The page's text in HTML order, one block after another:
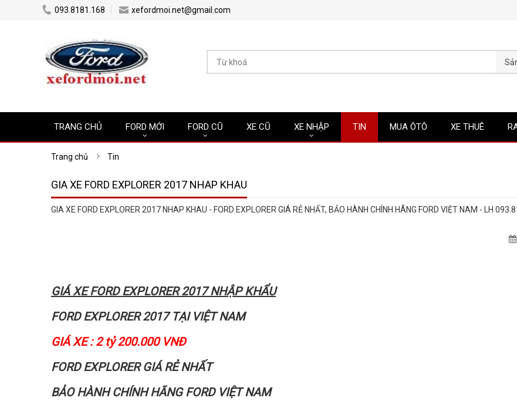
093.8181.168 xefordmoi.net@gmail.com
TRANG CHỦ FORD MỚI FORD CŨ XE CŨ XE NHẬP TIN MUA ÔTÔ XE THUÊ
Trang chủ Tin
GIA XE FORD EXPLORER 2017 NHAP KHAU
GIA XE FORD EXPLORER 2017 NHAP KHAU - FORD EXPLORER GIÁ RẺ NHẤT, BẢO HÀNH CHÍNH HÃNG FORD VIỆT NAM - LH
GIÁ XE FORD EXPLORER 2017 NHẬP KHẨU
FORD EXPLORER 2017 TẠI VIỆT NAM
GIÁ XE : 2 tỷ 200.000 VNĐ
FORD EXPLORER GIÁ RẺ NHẤT
BẢO HÀNH CHÍNH HÃNG FORD VIỆT NAM